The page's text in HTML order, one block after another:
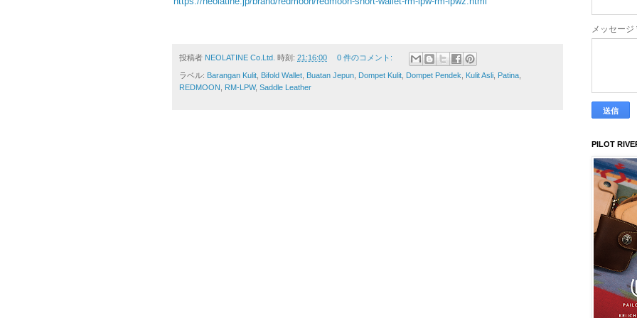
投稿者 NEOLATINE Co.Ltd. 時刻: 21:16:00 0 件のコメント:
ラベル: Barangan Kulit Bifold Wallet Buatan Jepun Dompet Kulit Dompet Pendek Kulit Asli Patina
REDMOON
RM-LPW, Saddle Leather
メッセージ
PILOT